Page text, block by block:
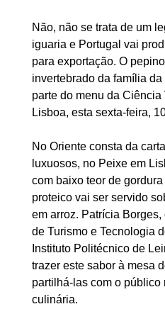
Não, não se trata de um
iguaria e Portugal vai
para exportação. O
invertebrado da família
parte do menu da
Lisboa, esta sexta-feira,
No Oriente consta da
luxuosos, no Peixe em
com baixo teor de
proteico vai ser servido
em arroz. Patrícia
de Turismo e Tecnologia
Instituto Politécnico de
trazer este sabor à mesa
partilhá-las com o público
culinária.